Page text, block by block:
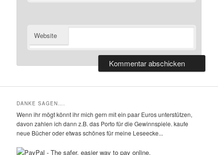
Website
DANKE SAGEN….
Wenn ihr mögt könnt ihr mich gern mit ein paar Euros unterstützen,
davon zahlen ich dann z.B. das Porto für die Gewinnspiele. kaufe
neue Bücher oder etwas schönes für meine Leseecke...